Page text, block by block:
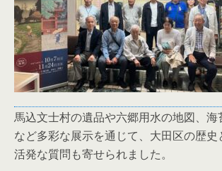
馬込文士村の遺品や六郷用水の地図、海
など多彩な展示を通じて、大田区の歴史
活発な質問も寄せられました。